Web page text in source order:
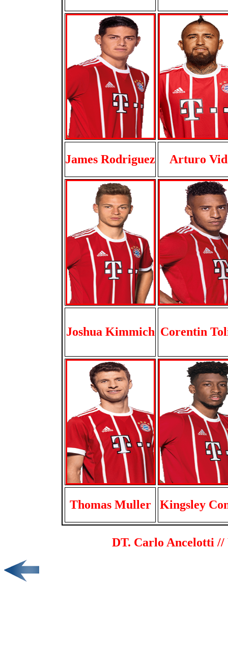
James Rodriguez Arturo
Joshua Kimmich Corentin
Thomas Muller Kingsley
DT. Carlo Ancelotti //